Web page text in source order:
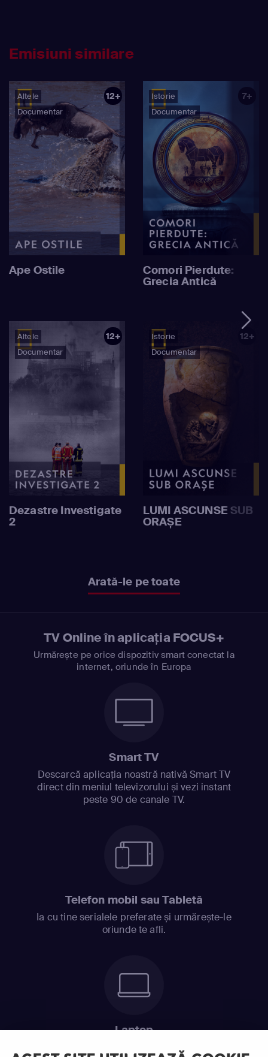
Emisiuni similare
Altele
Documentar
12+
Ape Ostile
Istorie
Documentar
7+
Comori Pierdute:
Grecia Antică
Altele
Documentar
12+
Dezastre Investigate
2
Istorie
Documentar
12+
LUMI ASCUNSE SUB
ORAȘE
Arată-le pe toate
TV Online în aplicația FOCUS+
Urmărește pe orice dispozitiv smart conectat la
internet, oriunde în Europa
Smart TV
Descarcă aplicația noastră nativă Smart TV
direct din meniul televizorului și vezi instant
peste 90 de canale TV.
Telefon mobil sau Tabletă
Ia cu tine serialele preferate și urmărește-le
oriunde te afli.
Laptop